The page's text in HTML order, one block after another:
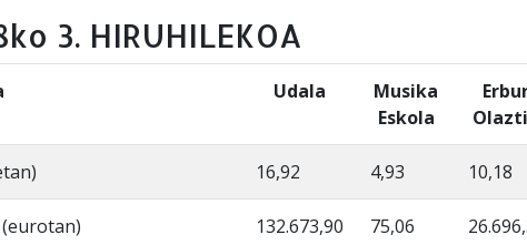
3. HIRUHILEKOA
Udala
Musika
Eskola
Olazti
16,92 4,93 10,18
132.673,90 75,06